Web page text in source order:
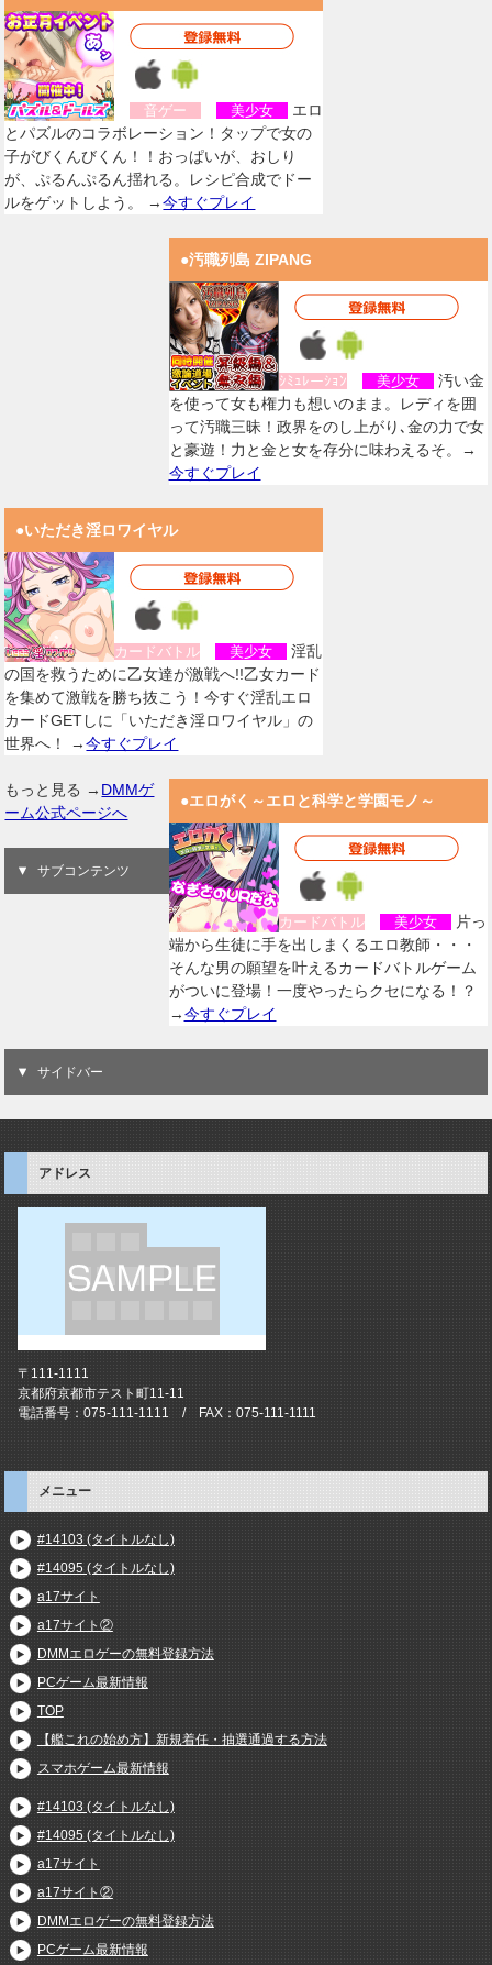
音ゲー 美少女
エロ
とパズルのコラボレーション！タップで女の
子がびくんびくん！！おっぱいが、おしり
が、ぷるんぷるん揺れる。レシピ合成でドー
ルをゲットしよう。 →今すぐプレイ
●汚職列島 ZIPANG
ｼﾐｭﾚーｼｮﾝ 美少女
汚い金
を使って女も権力も想いのまま。レディを囲
って汚職三昧！政界をのし上がり､金の力で女
と豪遊！力と金と女を存分に味わえるそ。→
今すぐプレイ
●いただき淫ロワイヤル
カードバトル 美少女
淫乱
の国を救うために乙女達が激戦へ!!乙女カード
を集めて激戦を勝ち抜こう！今すぐ淫乱エロ
カードGETしに「いただき淫ロワイヤル」の
世界へ！ →今すぐプレイ
●エロがく～エロと科学と学園モノ～
カードバトル 美少女
片っ
端から生徒に手を出しまくるエロ教師・・・
そんな男の願望を叶えるカードバトルゲーム
がついに登場！一度やったらクセになる！？
→今すぐプレイ
もっと見る → DMMゲ
ーム公式ページへ
サブコンテンツ
サイドバー
アドレス
〒111-1111
京都府京都市テスト町11-11
電話番号：075-111-1111 / FAX：075-111-1111
メニュー
#14103 (タイトルなし)
#14095 (タイトルなし)
a17サイト
a17サイト②
DMMエロゲーの無料登録方法
PCゲーム最新情報
TOP
【艦これの始め方】新規着任・抽選通過する方法
スマホゲーム最新情報
#14103 (タイトルなし)
#14095 (タイトルなし)
a17サイト
a17サイト②
DMMエロゲーの無料登録方法
PCゲーム最新情報